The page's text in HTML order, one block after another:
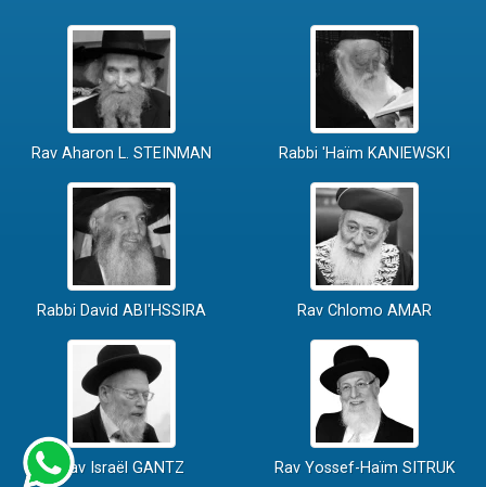
Rav Aharon L. STEINMAN Rabbi 'Haïm KANIEWSKI
Rabbi David ABI'HSSIRA Rav Chlomo AMAR
Rav Israël GANTZ Rav Yossef-Haïm SITRUK